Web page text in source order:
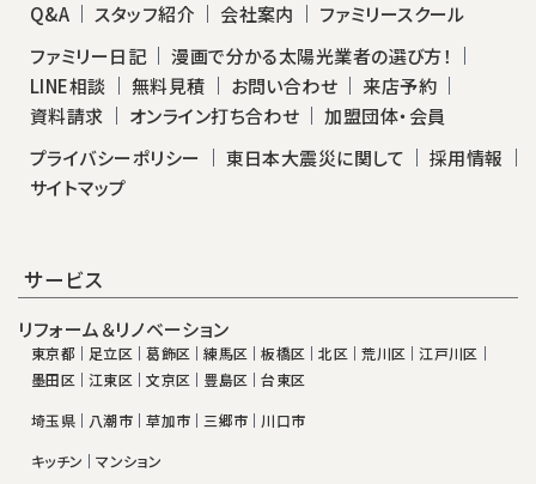
Q&A
スタッフ紹介 会社案内
ファミリースクール
ファミリー日記
漫画で分かる太陽光業者の選び方！
LINE相談
無料見積 お問い合わせ
来店予約
資料請求
オンライン打ち合わせ
加盟団体・会員
プライバシーポリシー
東日本大震災に関して
採用情報
サイトマップ
サービス
リフォーム＆リノベーション
東京都 足立区 葛飾区 練馬区 板橋区 北区 荒川区
江戸川区
墨田区
江東区 文京区 豊島区
台東区
埼玉県
八潮市 草加市 三郷市
川口市
キッチン
マンション